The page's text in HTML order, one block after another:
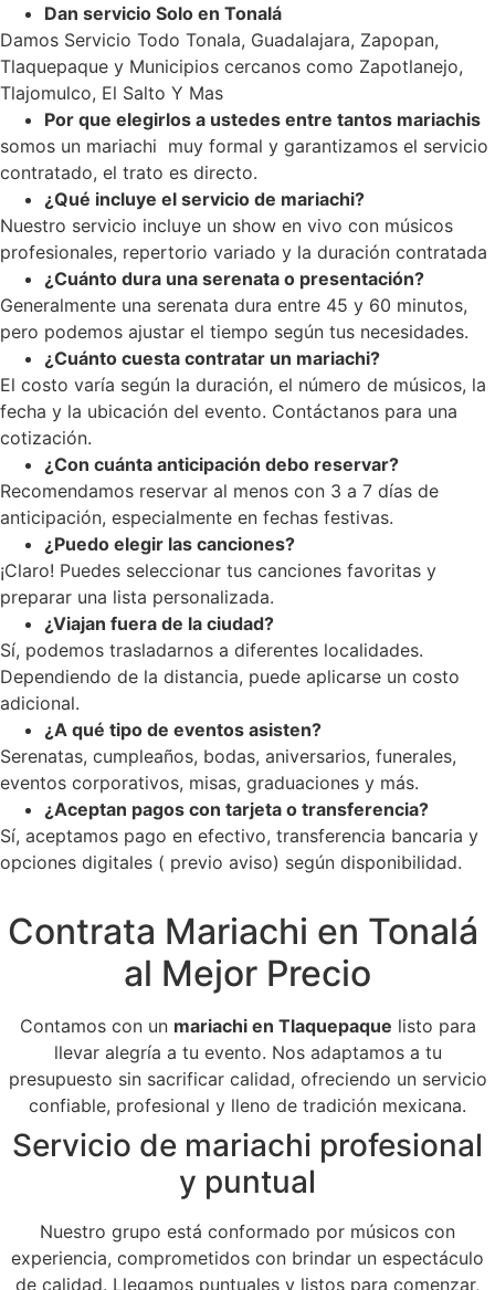
Dan servicio Solo en Tonalá
Damos Servicio Todo Tonala, Guadalajara, Zapopan,
Tlaquepaque y Municipios cercanos como Zapotlanejo,
Tlajomulco, El Salto Y Mas
Por que elegirlos a ustedes entre tantos mariachis
somos un mariachi muy formal y garantizamos el servicio
contratado, el trato es directo.
¿Qué incluye el servicio de mariachi?
Nuestro servicio incluye un show en vivo con músicos
profesionales, repertorio variado y la duración contratada
¿Cuánto dura una serenata o presentación?
Generalmente una serenata dura entre 45 y 60 minutos,
pero podemos ajustar el tiempo según tus necesidades.
¿Cuánto cuesta contratar un mariachi?
El costo varía según la duración, el número de músicos, la
fecha y la ubicación del evento. Contáctanos para una
cotización.
¿Con cuánta anticipación debo reservar?
Recomendamos reservar al menos con 3 a 7 días de
anticipación, especialmente en fechas festivas.
¿Puedo elegir las canciones?
¡Claro! Puedes seleccionar tus canciones favoritas y
preparar una lista personalizada.
¿Viajan fuera de la ciudad?
Sí, podemos trasladarnos a diferentes localidades.
Dependiendo de la distancia, puede aplicarse un costo
adicional.
¿A qué tipo de eventos asisten?
Serenatas, cumpleaños, bodas, aniversarios, funerales,
eventos corporativos, misas, graduaciones y más.
¿Aceptan pagos con tarjeta o transferencia?
Sí, aceptamos pago en efectivo, transferencia bancaria y
opciones digitales ( previo aviso) según disponibilidad.
Contrata Mariachi en Tonalá
al Mejor Precio
Contamos con un mariachi en Tlaquepaque listo para
llevar alegría a tu evento. Nos adaptamos a tu
presupuesto sin sacrificar calidad, ofreciendo un servicio
confiable, profesional y lleno de tradición mexicana.
Servicio de mariachi profesional
y puntual
Nuestro grupo está conformado por músicos con
experiencia, comprometidos con brindar un espectáculo
de calidad. Llegamos puntuales y listos para comenzar,